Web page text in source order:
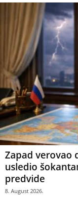
Zapad verovao
usledio
predvide
8. August 2026.